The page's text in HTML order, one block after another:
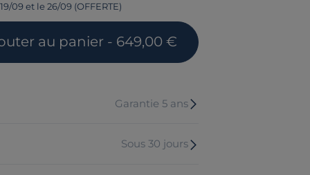
09 et le 26/09 (OFFERTE)
au panier - 649,00 €
Garantie 5 ans
Sous 30 jours